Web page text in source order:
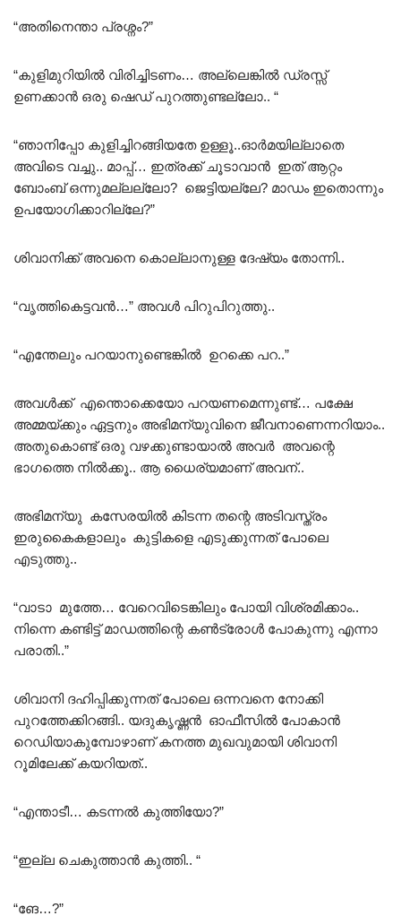
“അതിനെന്താ പ്രശ്നം?”
“കുളിമുറിയിൽ വിരിച്ചിടണം… അല്ലെങ്കിൽ ഡ്രസ്സ്‌
ഉണക്കാൻ ഒരു ഷെഡ് പുറത്തുണ്ടല്ലോ.. “
“ഞാനിപ്പോ കുളിച്ചിറങ്ങിയതേ ഉള്ളൂ..ഓർമയില്ലാതെ
അവിടെ വച്ചു.. മാപ്പ്… ഇത്രക്ക് ചൂടാവാൻ ഇത് ആറ്റം
ബോംബ് ഒന്നുമല്ലല്ലോ? ജെട്ടിയല്ലേ? മാഡം ഇതൊന്നും
ഉപയോഗിക്കാറില്ലേ?”
ശിവാനിക്ക് അവനെ കൊല്ലാനുള്ള ദേഷ്യം തോന്നി..
“വൃത്തികെട്ടവൻ…” അവൾ പിറുപിറുത്തു..
“എന്തേലും പറയാനുണ്ടെങ്കിൽ ഉറക്കെ പറ..”
അവൾക്ക് എന്തൊക്കെയോ പറയണമെന്നുണ്ട്… പക്ഷേ
അമ്മയ്ക്കും ഏട്ടനും അഭിമന്യുവിനെ ജീവനാണെന്നറിയാം..
അതുകൊണ്ട് ഒരു വഴക്കുണ്ടായാൽ അവർ അവന്റെ
ഭാഗത്തെ നിൽക്കൂ.. ആ ധൈര്യമാണ് അവന്..
അഭിമന്യു കസേരയിൽ കിടന്ന തന്റെ അടിവസ്ത്രം
ഇരുകൈകളാലും കുട്ടികളെ എടുക്കുന്നത് പോലെ
എടുത്തു..
“വാടാ മുത്തേ… വേറെവിടെങ്കിലും പോയി വിശ്രമിക്കാം..
നിന്നെ കണ്ടിട്ട് മാഡത്തിന്റെ കൺട്രോൾ പോകുന്നു എന്നാ
പരാതി..”
ശിവാനി ദഹിപ്പിക്കുന്നത് പോലെ ഒന്നവനെ നോക്കി
പുറത്തേക്കിറങ്ങി.. യദുകൃഷ്ണൻ ഓഫീസിൽ പോകാൻ
റെഡിയാകുമ്പോഴാണ് കനത്ത മുഖവുമായി ശിവാനി
റൂമിലേക്ക് കയറിയത്..
“എന്താടീ… കടന്നൽ കുത്തിയോ?”
“ഇല്ല ചെകുത്താൻ കുത്തി.. “
“ങേ…?”